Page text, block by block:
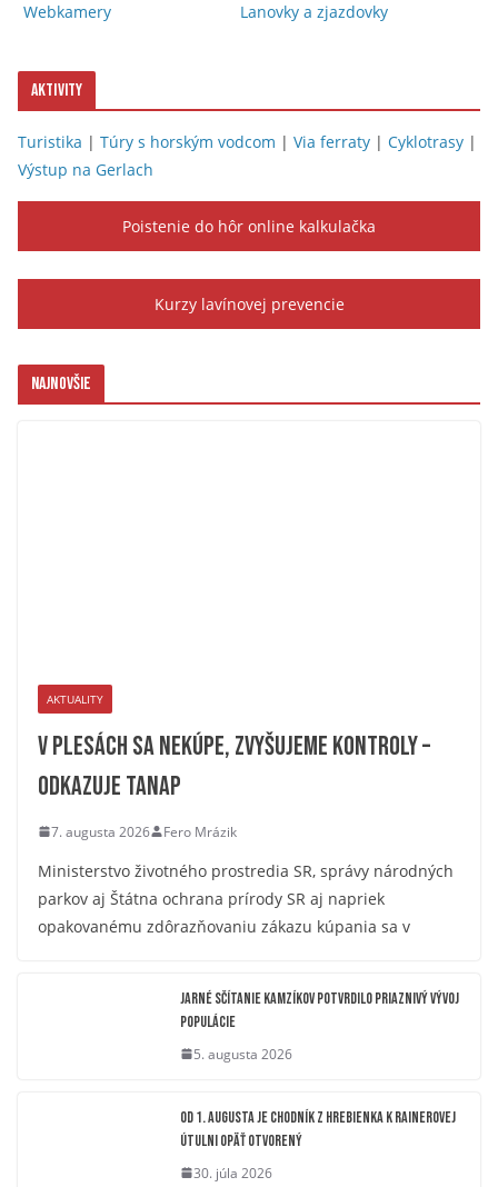
Webkamery
Lanovky a zjazdovky
Aktivity
Turistika | Túry s horským vodcom | Via ferraty | Cyklotrasy |
Výstup na Gerlach
Poistenie do hôr online kalkulačka
Kurzy lavínovej prevencie
Najnovšie
AKTUALITY
V plesách sa nekúpe, zvyšujeme kontroly –
odkazuje TANAP
7. augusta 2026 Fero Mrázik
Ministerstvo životného prostredia SR, správy národných
parkov aj Štátna ochrana prírody SR aj napriek
opakovanému zdôrazňovaniu zákazu kúpania sa v
Jarné sčítanie kamzíkov potvrdilo priaznivý vývoj
populácie
5. augusta 2026
OD 1. AUGUSTA JE CHODNÍK Z HREBIENKA K RAINEROVEJ
ÚTULNI OPÄŤ OTVORENÝ
30. júla 2026